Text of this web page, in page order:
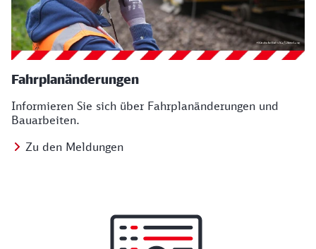
Fahrplanänderungen
Informieren Sie sich über Fahrplanänderungen und
Bauarbeiten.
Zu den Meldungen